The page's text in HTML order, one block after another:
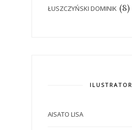
ŁUSZCZYŃSKI DOMINIK (8)
ILUSTRATOR
AISATO LISA